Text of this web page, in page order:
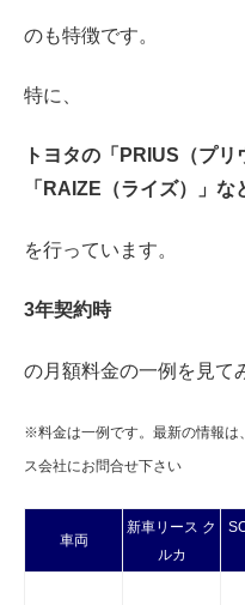
のも特徴です。
特に、
トヨタの「PRIUS（プ
「RAIZE（ライズ）」
を行っています。
3年契約時
の月額料金の一例を見て
※料金は一例です。最新の情報は
ス会社にお問合せ下さい
車両
新車リース ク
ルカ